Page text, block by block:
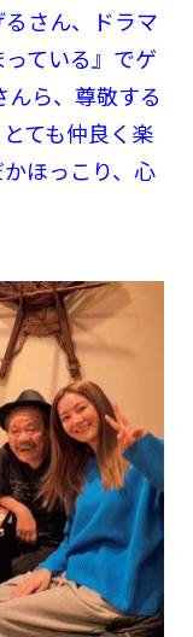
さん、ドラマ
っている』でゲ
んら、尊敬する
ても仲良く楽
ほっこり、心